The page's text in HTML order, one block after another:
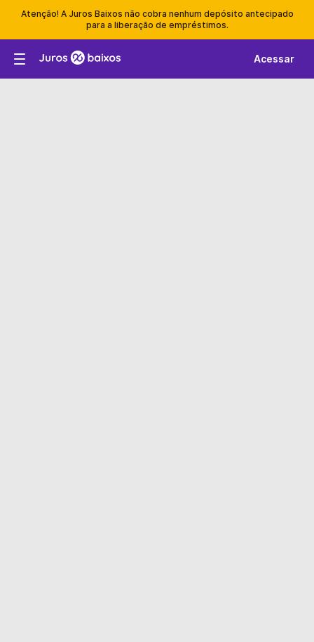
Atenção! A Juros Baixos não cobra nenhum depósito antecipado
para a liberação de empréstimos.
Acessar